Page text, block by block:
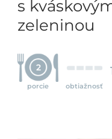
s
zeleninou
2
porcie obtiažnosť